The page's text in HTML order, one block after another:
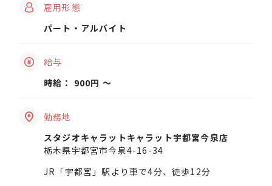
雇用形態
パート・アルバイト
給与
時給： 900円 〜
勤務地
スタジオキャラットキャラット宇都宮今泉店
栃木県宇都宮市今泉4-16-34
JR「宇都宮」駅より車で4分、徒歩12分